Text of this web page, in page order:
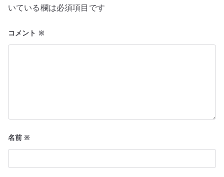
ン
いている欄は必須項目です
コメント ※
名前※